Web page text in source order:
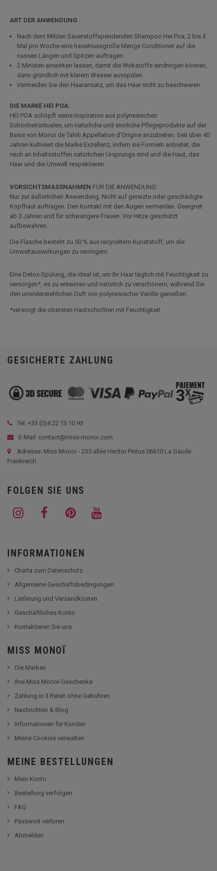
ART DER ANWENDUNG :
Nach dem Milden Sauerstoffspendenden Shampoo Hei Poa, 2 bis 3
Mal pro Woche eine haselnussgroße Menge Conditioner auf die
nassen Längen und Spitzen auftragen.
2 Minuten einwirken lassen, damit die Wirkstoffe eindringen können,
dann gründlich mit klarem Wasser ausspülen.
Vermeiden Sie den Haaransatz, um das Haar nicht zu beschweren.
DIE MARKE HEI POA:
HEI POA schöpft seine Inspiration aus polynesischen
Schönheitsritualen, um natürliche und sinnliche Pflegeprodukte auf der
Basis von Monoï de Tahiti Appellation d'Origine anzubieten. Seit über 40
Jahren kultiviert die Marke Exzellenz, indem sie Formeln anbietet, die
reich an Inhaltsstoffen natürlichen Ursprungs sind und die Haut, das
Haar und die Umwelt respektieren.
VORSICHTSMASSNAHMEN FÜR DIE ANWENDUNG:
Nur zur äußerlichen Anwendung. Nicht auf gereizte oder geschädigte
Kopfhaut auftragen. Den Kontakt mit den Augen vermeiden. Geeignet
ab 3 Jahren und für schwangere Frauen. Vor Hitze geschützt
aufbewahren.
Die Flasche besteht zu 50 % aus recyceltem Kunststoff, um die
Umweltauswirkungen zu verringern.
Eine Detox-Spülung, die ideal ist, um Ihr Haar täglich mit Feuchtigkeit zu
versorgen*, es zu entwirren und natürlich zu verschönern, während Sie
den unwiderstehlichen Duft von polynesischer Vanille genießen.
*versorgt die obersten Hautschichten mit Feuchtigkeit
GESICHERTE ZAHLUNG
Tel: +33 (0)4 22 13 10 93
E-Mail: contact@miss-monoi.com
Adresse: Miss Monoi - 235 allée Hector Pintus 06610 La Gaude
Frankreich
FOLGEN SIE UNS
INFORMATIONEN
Charta zum Datenschutz
Allgemeine Geschäftsbedingungen
Lieferung und Versandkosten
Geschäftliches Konto
Kontaktieren Sie uns
MISS MONOÏ
Die Marken
Ihre Miss Monoï-Geschenke
Zahlung in 3 Raten ohne Gebühren
Nachrichten & Blog
Informationen für Kunden
Meine Cookies verwalten
MEINE BESTELLUNGEN
Mein Konto
Bestellung verfolgen
FAQ
Passwort verloren
Abmelden